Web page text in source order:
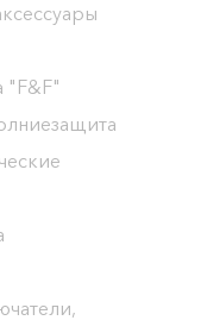
"F&F"